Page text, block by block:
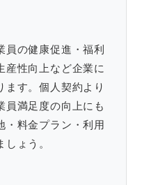
員の健康促進・福利
産性向上など企業に
ます。個人契約より
員満足度の向上にも
・料金プラン・利用
ょう。